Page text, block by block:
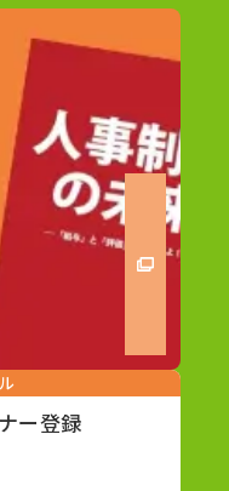
ー登録